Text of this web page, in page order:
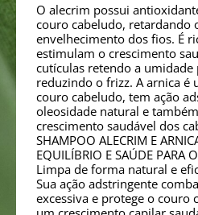
O alecrim possui
couro cabeludo, retardando
envelhecimento dos fios. É
estimulam o crescimento
cutículas retendo a
reduzindo o frizz. A arnica é
couro cabeludo, tem ação
oleosidade natural e
crescimento saudável dos
SHAMPOO ALECRIM E
EQUILÍBRIO E SAÚDE PARA
Limpa de forma natural e
Sua ação adstringente
excessiva e protege o couro